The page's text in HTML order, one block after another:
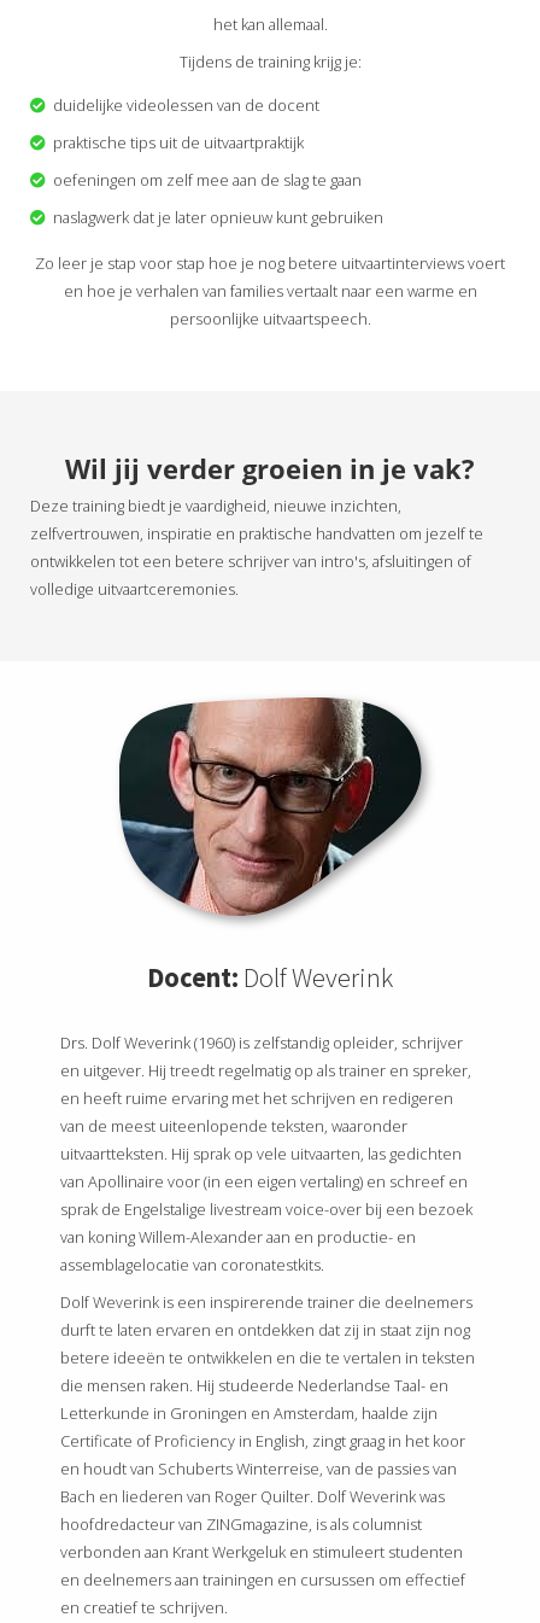
het kan allemaal.
Tijdens de training krijg je:
duidelijke videolessen van de docent
praktische tips uit de uitvaartpraktijk
oefeningen om zelf mee aan de slag te gaan
naslagwerk dat je later opnieuw kunt gebruiken
Zo leer je stap voor stap hoe je nog betere uitvaartinterviews voert
en hoe je verhalen van families vertaalt naar een warme en
persoonlijke uitvaartspeech.
Wil jij verder groeien in je vak?
Deze training biedt je vaardigheid, nieuwe inzichten,
zelfvertrouwen, inspiratie en praktische handvatten om jezelf te
ontwikkelen tot een betere schrijver van intro's, afsluitingen of
volledige uitvaartceremonies.
Docent: Dolf Weverink
Drs. Dolf Weverink (1960) is zelfstandig opleider, schrijver
en uitgever. Hij treedt regelmatig op als trainer en spreker,
en heeft ruime ervaring met het schrijven en redigeren
van de meest uiteenlopende teksten, waaronder
uitvaartteksten. Hij sprak op vele uitvaarten, las gedichten
van Apollinaire voor (in een eigen vertaling) en schreef en
sprak de Engelstalige livestream voice-over bij een bezoek
van koning Willem-Alexander aan en productie- en
assemblagelocatie van coronatestkits.
Dolf Weverink is een inspirerende trainer die deelnemers
durft te laten ervaren en ontdekken dat zij in staat zijn nog
betere ideeën te ontwikkelen en die te vertalen in teksten
die mensen raken. Hij studeerde Nederlandse Taal- en
Letterkunde in Groningen en Amsterdam, haalde zijn
Certificate of Proficiency in English, zingt graag in het koor
en houdt van Schuberts Winterreise, van de passies van
Bach en liederen van Roger Quilter. Dolf Weverink was
hoofdredacteur van ZINGmagazine, is als columnist
verbonden aan Krant Werkgeluk en stimuleert studenten
en deelnemers aan trainingen en cursussen om effectief
en creatief te schrijven.